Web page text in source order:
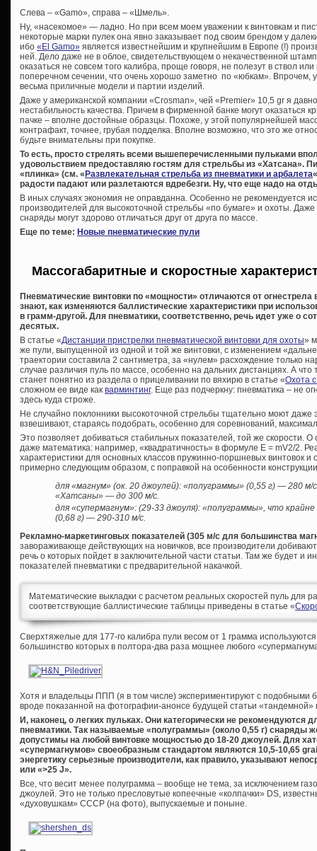
Слева – «Gamo», справа – «Шмель».
Ну, «насекомое» — ладно. Но при всем моем уважении к винтовкам и
некоторые марки пулек она явно заказывает под своим брендом у
ибо «El Gamo» является известнейшим и крупнейшим в Европе (!)
ней. Дело даже не в облое, свидетельствующем о некачественной
оказаться не совсем того калибра, проще говоря, не полезут в ствол
поперечном сечении, что очень хорошо заметно по «юбкам». Впрочем,
весьма приличные модели и партии изделий.
Даже у американской компании «Crosman», чей «Premier» 10,5 gr я
нестабильность качества. Причем в фирменной банке могут оказаться
пачке – вполне достойные образцы. Похоже, у этой популярнейшей
контрафакт, точнее, грубая подделка. Вполне возможно, что это же
будьте внимательны при покупке.
То есть, просто стрелять всеми вышеперечисленными пульками
удовольствием предоставляю гостям для стрельбы из «Хатсана».
«плинка» (см. « Развлекательная стрельба из пневматики и арбалета«
радости падают или разлетаются вдребезги. Ну, что еще надо на
В иных случаях экономия не оправданна. Особенно не рекомендуется
производителей для высокоточной стрельбы «по бумаге» и охоты.
снаряды могут здорово отличаться друг от друга по массе.
Еще по теме: Новые пневматические пули
Массогабаритные и скоростные
Пневматические винтовки по «мощности» отличаются от
знают, как изменяются баллистические характеристики при
в грамм-другой. Для пневматики, соответственно, речь идет уже о
десятых.
В статье «Дистанции пристрелки пневматической винтовки для охоты»
же пули, выпущенной из одной и той же винтовки, с изменением
траектории составила 2 сантиметра, за «нулем» расхождение только
случае различия пуль по массе, особенно на дальних дистанциях. А
станет понятно из раздела о прицеливании по вяхирю в статье «Охота
сложном ее виде как варминтинг. Еще раз подчеркну: пневматика – не
здесь куда строже.
Не случайно поклонники высокоточной стрельбы тщательно моют даже
взвешивают, стараясь подобрать, особенно для соревнований,
Это позволяет добиваться стабильных показателей, той же скорости. О
даже математика: например, «квадратичность» в формуле E = mV2/2.
характеристики для основных классов пружинно-поршневых винтовок и
примерно следующим образом, с поправкой на особенности
для «магнум» (ок. 20 джоулей): «полуграммы» (0,55 г) — 280
«Хатсаны» — до 300 м/с.
для «супермагнум»: (29-33 джоуля): «полуграммы», что
(0,68 г) — 290-310 м/с.
Рекламно-маркетинговых показателей (305 м/с для большинства
завораживающе действующих на новичков, все производители
речь о которых пойдет в заключительной части статьи. Там же будет и
показателей пневматики с предварительной накачкой.
Математические выкладки с расчетом реальных скоростей пуль для
соответствующие баллистические таблицы приведены в статье «
Сверхтяжелые для 177-го калибра пули весом от 1 грамма
большинство которых в полтора-два раза мощнее любого
Хотя и владельцы ППП (я в том числе) экспериментируют с подобными
вроде показанной на фотографии-анонсе будущей статьи «тандемной»
И, наконец, о легких пульках. Они категорически не
пневматики. Так называемые «полуграммы» (около 0,55 г) снаряды
допустимы на любой винтовке мощностью до 18-20 джоулей. Для
«супермагнумов» своеобразным стандартом являются 10,5-10,65
энергетику серьезные производители, как правило, указывают
или «>25 J».
Все, что весит менее полуграмма – вообще не тема, за исключением
джоулей. Это не только пресловутые копеечные «колпачки» DS,
«духовушкам» СССР (на фото), выпускаемые и поныне.